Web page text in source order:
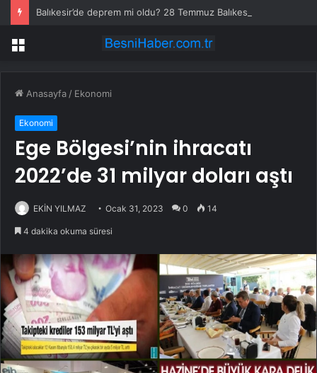
Menü
Anasayfa / Ekonomi
Ekonomi
Ege Bölgesi’nin ihracatı
2022’de 31 milyar doları aştı
EKİN YILMAZ Ocak 31, 2023 0 14
4 dakika okuma süresi